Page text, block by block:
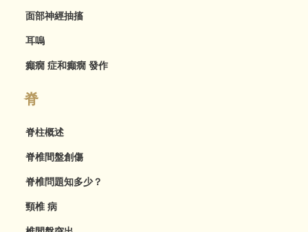
面部神經抽搐
耳嗚
癲癇 症和癲癇 發作
脊
脊柱概述
脊椎間盤創傷
脊椎問題知多少？
頸椎 病